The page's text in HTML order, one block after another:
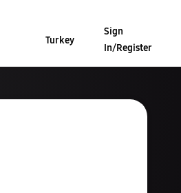
Turkey
Sign
In/Register